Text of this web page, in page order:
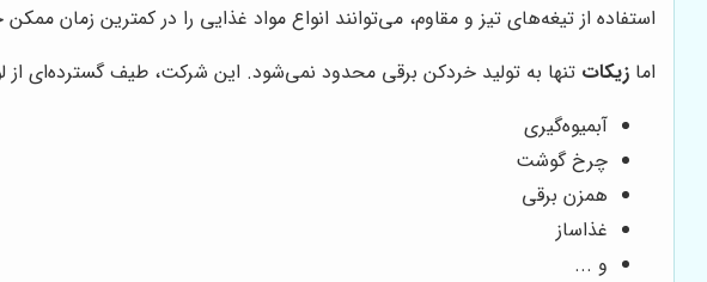
استفاده از تیغه‌های تیز و مقاوم، می‌توانند انواع مواد غذایی را در کمترین زمان
اما زیکات تنها به تولید خردکن برقی محدود نمی‌شود. این شرکت، طیف گسترده‌ای از
آبمیوه‌گیری
چرخ گوشت
همزن برقی
غذاساز
و ...